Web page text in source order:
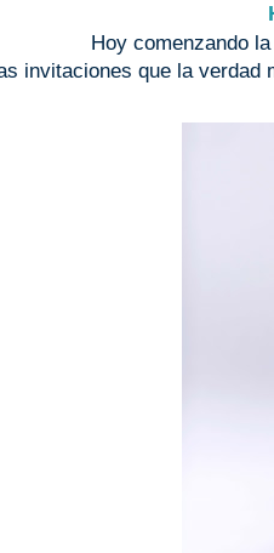
Hoy comenzando
invitaciones que la verdad